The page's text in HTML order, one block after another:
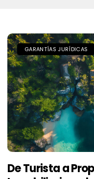
GARANTÍAS JURÍDICAS
De Turista a